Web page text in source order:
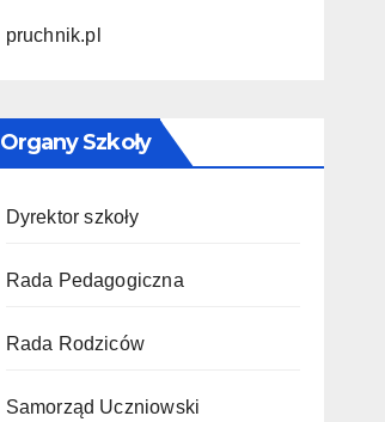
pruchnik.pl
Organy Szkoły
Dyrektor szkoły
Rada Pedagogiczna
Rada Rodziców
Samorząd Uczniowski